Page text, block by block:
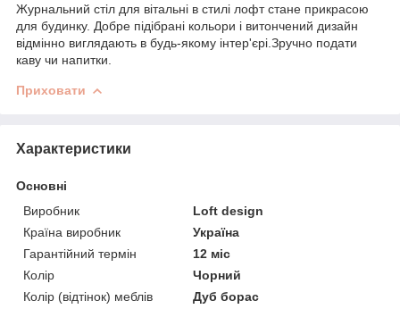
Журнальний стіл для вітальні в стилі лофт стане прикрасою
для будинку. Добре підібрані кольори і витончений дизайн
відмінно виглядають в будь-якому інтер'єрі.Зручно подати
каву чи напитки.
Приховати
Характеристики
Основні
Виробник
Loft design
Країна виробник
Україна
Гарантійний термін
12 міс
Колір
Чорний
Колір (відтінок) меблів
Дуб борас